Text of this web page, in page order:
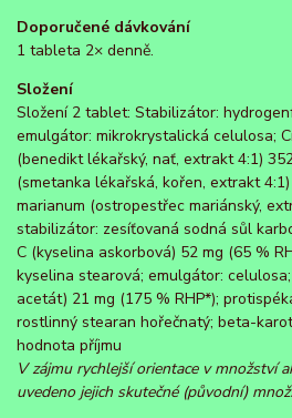
Doporučené dávkování
1 tableta 2× denně.
Složení
Složení 2 tablet: Stabilizátor:
emulgátor: mikrokrystalická celulosa;
(benedikt lékařský, nať, extrakt 4:1)
(smetanka lékařská, kořen, extrakt
marianum (ostropestřec mariánský,
stabilizátor: zesíťovaná sodná sůl
C (kyselina askorbová) 52 mg (65 %
kyselina stearová; emulgátor:
acetát) 21 mg (175 % RHP*);
rostlinný stearan hořečnatý; beta-
hodnota příjmu
V zájmu rychlejší orientace v množství
uvedeno jejich skutečné (původní)